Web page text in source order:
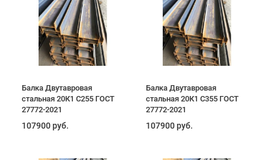
Балка Двутавровая
стальная 20К1 С255 ГОСТ
27772-2021
107900 руб.
Балка Двутавровая
стальная 20К1 С355 ГОСТ
27772-2021
107900 руб.